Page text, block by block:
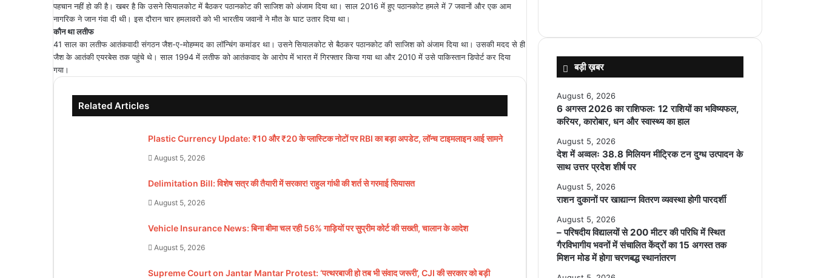
पहचान नहीं हो की है। खबर है कि उसने सियालकोट में बैठकर पठानकोट की साजिश को अंजाम दिया था। साल 2016 में हुए पठानकोट हमले में 7 जवानों और एक आम
नागरिक ने जान गंवा दी थी। इस दौरान चार हमलावरों को भी भारतीय जवानों ने मौत के घाट उतार दिया था।
कौन था लतीफ
41 साल का लतीफ आतंकवादी संगठन जैश-ए-मोहम्मद का लॉन्चिंग कमांडर था। उसने सियालकोट से बैठकर पठानकोट की साजिश को अंजाम दिया था। उसकी मदद से ही
जैश के आतंकी एयरबेस तक पहुंचे थे। साल 1994 में लतीफ को आतंकवाद के आरोप में भारत में गिरफ्तार किया गया था और 2010 में उसे पाकिस्तान डिपोर्ट कर दिया
गया।
Related Articles
Plastic Currency Update: ₹10 और ₹20 के प्लास्टिक नोटों पर RBI का बड़ा अपडेट, लॉन्च टाइमलाइन आई सामने
August 5, 2026
Delimitation Bill: विशेष सत्र की तैयारी में सरकार! राहुल गांधी की शर्त से गरमाई सियासत
August 5, 2026
Vehicle Insurance News: बिना बीमा चल रही 56% गाड़ियों पर सुप्रीम कोर्ट की सख्ती, चालान के आदेश
August 5, 2026
Supreme Court on Jantar Mantar Protest: ‘पत्थरबाजी हो तब भी संवाद जरूरी’, CJI की सरकार को बड़ी
बड़ी ख़बर
August 6, 2026
6 अगस्त 2026 का राशिफल: 12 राशियों का भविष्यफल,
करियर, कारोबार, धन और स्वास्थ्य का हाल
August 5, 2026
देश में अव्वलः 38.8 मिलियन मीट्रिक टन दुग्ध उत्पादन के
साथ उत्तर प्रदेश शीर्ष पर
August 5, 2026
राशन दुकानों पर खाद्यान्न वितरण व्यवस्था होगी पारदर्शी
August 5, 2026
– परिषदीय विद्यालयों से 200 मीटर की परिधि में स्थित
गैरविभागीय भवनों में संचालित केंद्रों का 15 अगस्त तक
मिशन मोड में होगा चरणबद्ध स्थानांतरण